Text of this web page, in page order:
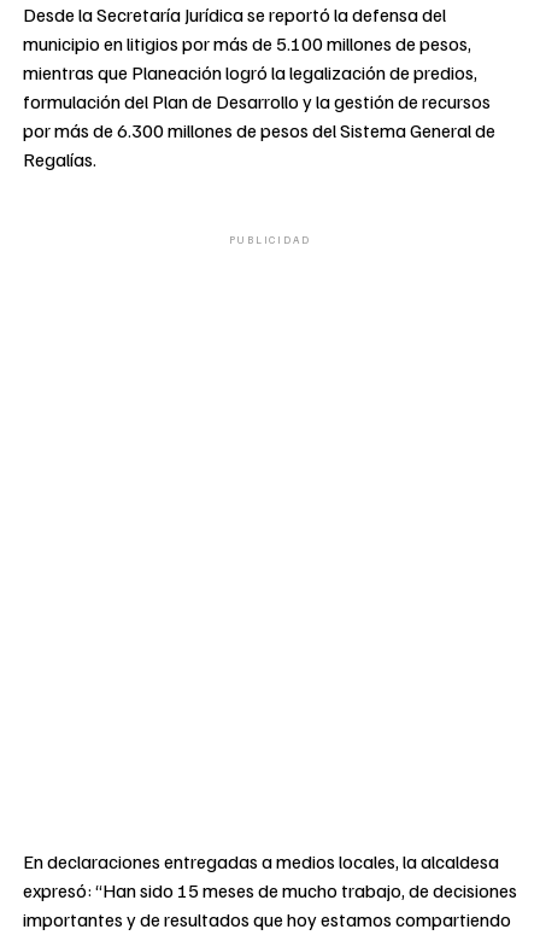
Desde la Secretaría Jurídica se reportó la defensa del
municipio en litigios por más de 5.100 millones de pesos,
mientras que Planeación logró la legalización de predios,
formulación del Plan de Desarrollo y la gestión de recursos
por más de 6.300 millones de pesos del Sistema General de
Regalías.
PUBLICIDAD
En declaraciones entregadas a medios locales, la alcaldesa
expresó: “Han sido 15 meses de mucho trabajo, de decisiones
importantes y de resultados que hoy estamos compartiendo